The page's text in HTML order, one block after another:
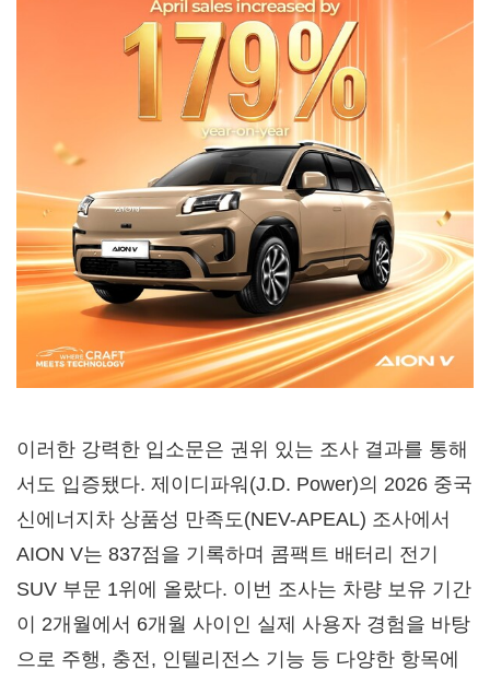
이러한 강력한 입소문은 권위 있는 조사 결과를 통해
서도 입증됐다. 제이디파워(J.D. Power)의 2026 중국
신에너지차 상품성 만족도(NEV-APEAL) 조사에서
AION V는 837점을 기록하며 콤팩트 배터리 전기
SUV 부문 1위에 올랐다. 이번 조사는 차량 보유 기간
이 2개월에서 6개월 사이인 실제 사용자 경험을 바탕
으로 주행, 충전, 인텔리전스 기능 등 다양한 항목에